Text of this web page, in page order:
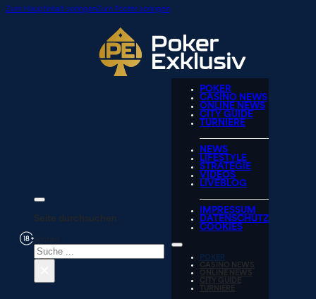
Zum Hauptinhalt springenZum Footer springen
Seite durchsuchen
POKER
CASINO NEWS
ONLINE NEWS
CITY GUIDE
TURNIERE
NEWS
LIFESTYLE
STRATEGIE
VIDEOS
LIVEBLOG
IMPRESSUM
DATENSCHUTZ
COOKIES
POKER
CASINO NEWS
ONLINE NEWS
CITY GUIDE
TURNIERE